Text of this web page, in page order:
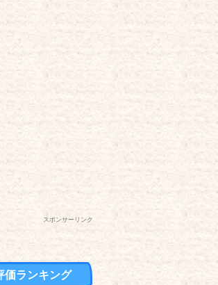
スポンサーリンク
価ランキング